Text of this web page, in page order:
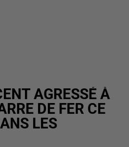
AGRESSÉ À
DE FER CE
LES